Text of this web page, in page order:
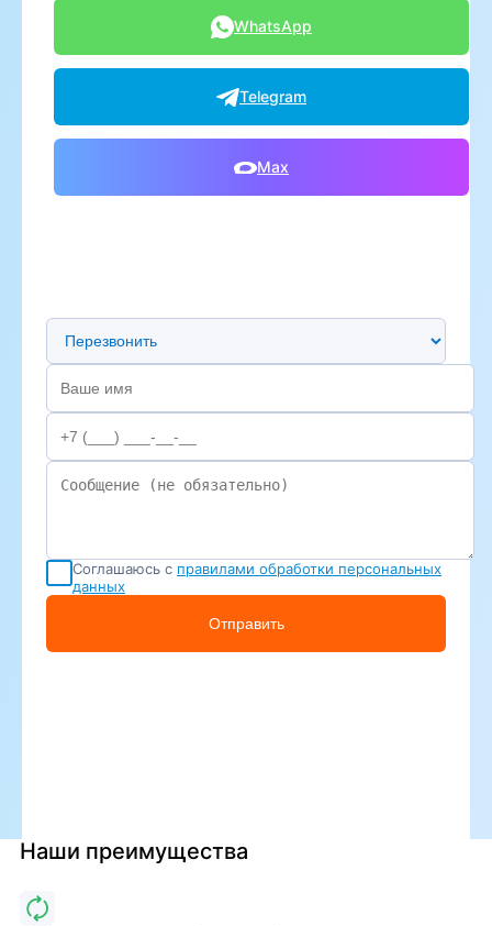
WhatsApp
Telegram
Max
Предпочтительный способ связи
Соглашаюсь с правилами обработки персональных
данных
Отправить
Наши преимущества